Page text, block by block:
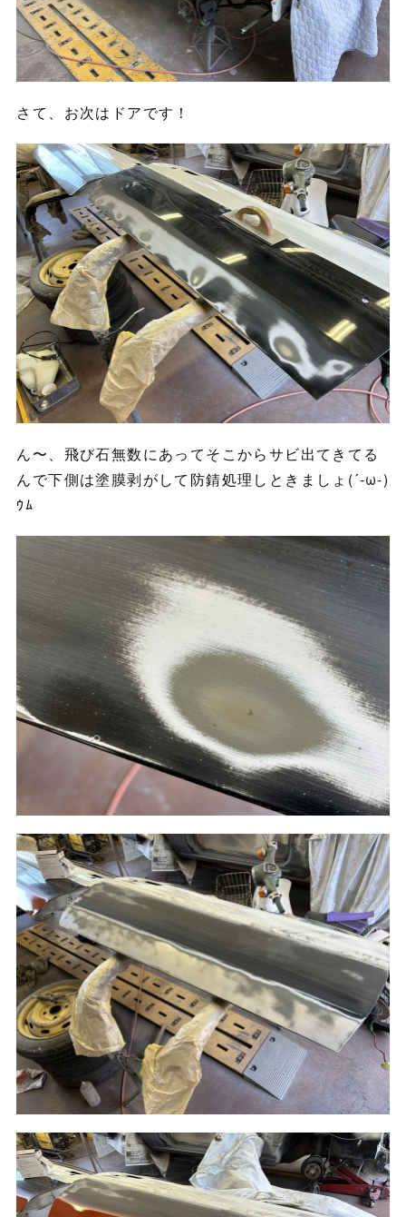
さて、お次はドアです！
ん〜、飛び石無数にあってそこからサビ出てきてる
んで下側は塗膜剥がして防錆処理しときましょ(´-ω-)
ｳﾑ